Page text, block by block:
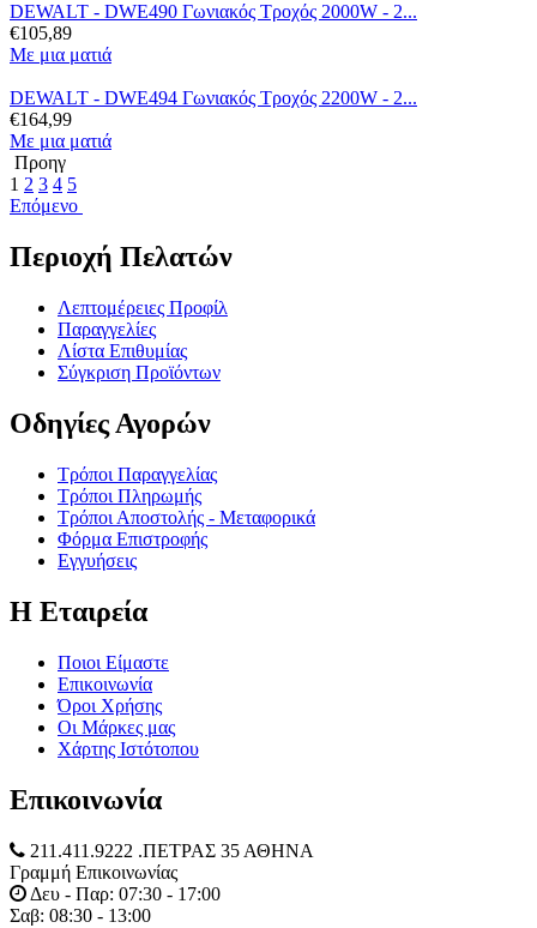
DEWALT - DWE490 Γωνιακός Τροχός 2000W - 2...
€105,89
Με μια ματιά
DEWALT - DWE494 Γωνιακός Τροχός 2200W - 2...
€164,99
Με μια ματιά
Προηγ
1 2 3 4 5
Επόμενο
Περιοχή Πελατών
Λεπτομέρειες Προφίλ
Παραγγελίες
Λίστα Επιθυμίας
Σύγκριση Προϊόντων
Οδηγίες Αγορών
Τρόποι Παραγγελίας
Τρόποι Πληρωμής
Τρόποι Αποστολής - Μεταφορικά
Φόρμα Επιστροφής
Εγγυήσεις
Η Εταιρεία
Ποιοι Είμαστε
Επικοινωνία
Όροι Χρήσης
Οι Μάρκες μας
Χάρτης Ιστότοπου
Επικοινωνία
211.411.9222 .ΠΕΤΡΑΣ 35 ΑΘΗΝΑ
Γραμμή Επικοινωνίας
Δευ - Παρ: 07:30 - 17:00
Σαβ: 08:30 - 13:00